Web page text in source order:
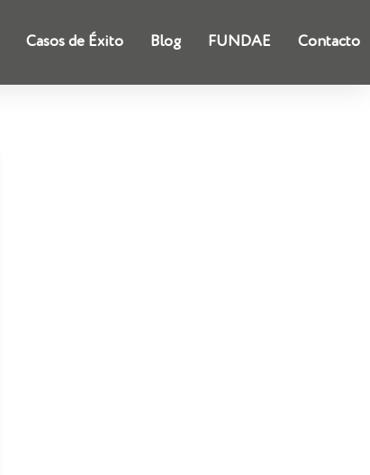
Casos de Éxito Blog FUNDAE Contacto